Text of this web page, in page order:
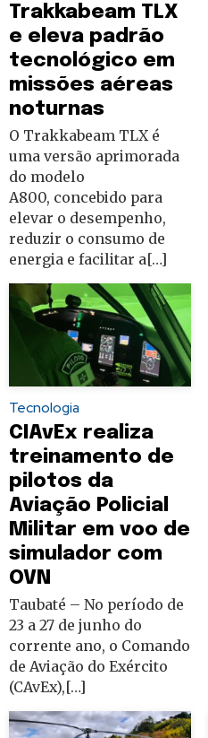
Trakkabeam TLX
e eleva padrão
tecnológico em
missões aéreas
noturnas
O Trakkabeam TLX é
uma versão aprimorada
do modelo
A800, concebido para
elevar o desempenho,
reduzir o consumo de
energia e facilitar a[…]
Tecnologia
CIAvEx realiza
treinamento de
pilotos da
Aviação Policial
Militar em voo de
simulador com
OVN
Taubaté – No período de
23 a 27 de junho do
corrente ano, o Comando
de Aviação do Exército
(CAvEx),[…]